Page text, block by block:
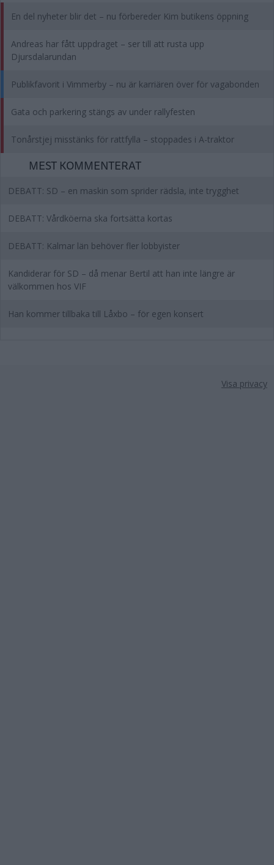
En del nyheter blir det – nu förbereder Kim butikens öppning
Andreas har fått uppdraget – ser till att rusta upp
Djursdalarundan
Publikfavorit i Vimmerby – nu är karriären över för vagabonden
Gata och parkering stängs av under rallyfesten
Tonårstjej misstänks för rattfylla – stoppades i A-traktor
MEST KOMMENTERAT
DEBATT: SD – en maskin som sprider rädsla, inte trygghet
DEBATT: Vårdköerna ska fortsätta kortas
DEBATT: Kalmar län behöver fler lobbyister
Kandiderar för SD – då menar Bertil att han inte längre är
välkommen hos VIF
Han kommer tillbaka till Låxbo – för egen konsert
Visa privacy